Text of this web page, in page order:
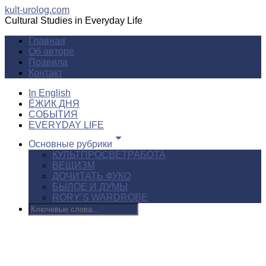
kult-urolog.com
Cultural Studies in Everyday Life
Главная
Об авторе
Правила
Контакт
In English
ЁЖИК ДНЯ
СОБЫТИЯ
EVERYDAY LIFE
Основные рубрики
КУЛЬТПРОСВЕТРАБОТА
ВЕЩИЗМ
ДОЧИТАТЬ ФУКО
БЫЛОЕ И ДУМЫ
RORY’S WARDROBE